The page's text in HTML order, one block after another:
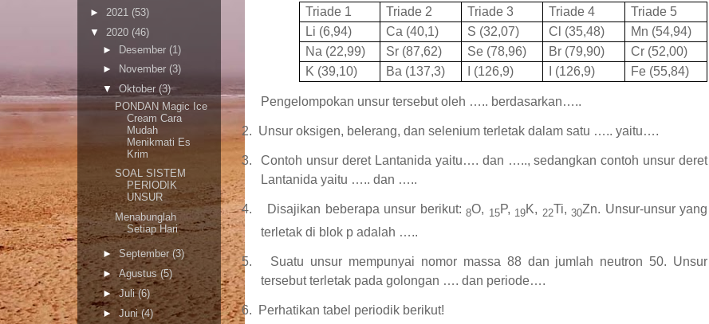
Triade 1 Triade 2 Triade 3 Triade 4
Triade 5
Li (6,94)
Ca (40,1) S (32,07) Cl (35,48)
Mn (54,94)
Na (22,99)
Sr (87,62) Se (78,96) Br (79,90)
Cr (52,00)
K (39,10)
Ba (137,3) I (126,9) I (126,9) Fe (55,84)
Pengelompokan unsur tersebut oleh ….. berdasarkan…..
2. Unsur oksigen, belerang, dan selenium terletak dalam satu ….. yaitu….
3.
Contoh unsur deret Lantanida yaitu…. dan ….., sedangkan contoh unsur deret
Lantanida yaitu ….. dan …..
4. Disajikan beberapa unsur berikut:8O, 15P, 19K, 22Ti, 30Zn. Unsur-unsur yang
terletak di blok p adalah …..
5.
Suatu unsur mempunyai nomor massa 88 dan jumlah neutron 50. Unsur
tersebut terletak pada golongan …. dan periode….
6. Perhatikan tabel periodik berikut!
► 2021 (53)
▼ 2020 (46)
► Desember (1)
►
November (3)
▼ Oktober (3)
PONDAN Magic Ice
Cream Cara
Mudah
Menikmati Es
Krim
SOAL SISTEM
PERIODIK
UNSUR
Menabunglah
Setiap Hari
► September (3)
►Agustus(5)
►Juli(6)
► Juni(4)